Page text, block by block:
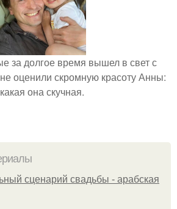
за долгое время вышел в свет с
оценили скромную красоту Анны:
она скучная.
сценарий свадьбы - арабская